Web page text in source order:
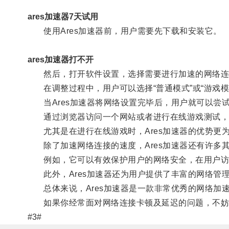
ares加速器7天试用
使用Ares加速器前，用户需要先下载和安装它。
ares加速器打不开
然后，打开软件设置，选择需要进行加速的网络
在调整过程中，用户可以选择“普通模式”或“游戏
当Ares加速器将网络设置完毕后，用户就可以尝
通过浏览器访问一个网站或者进行在线游戏测试，
尤其是在进行在线游戏时，Ares加速器的优势更
除了加速网络连接的速度，Ares加速器还有许多
例如，它可以有效保护用户的网络安全，在用户访
此外，Ares加速器还为用户提供了丰富的网络管
总体来说，Ares加速器是一款非常优秀的网络加
如果你经常面对网络连接卡顿及延迟的问题，不
#3#